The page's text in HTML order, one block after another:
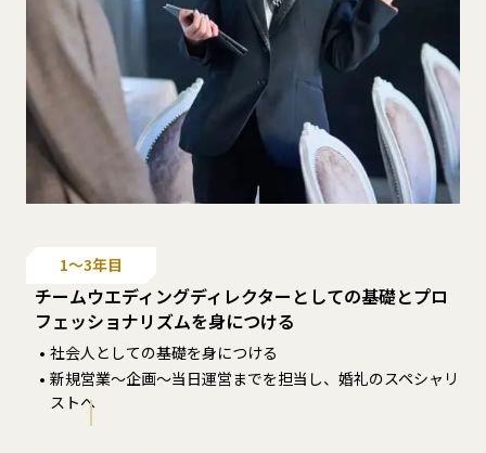
1〜3年目
チームウエディングディレクターとしての基礎とプロ
フェッショナリズムを身につける
社会人としての基礎を身につける
新規営業～企画～当日運営までを担当し、婚礼のスペシャリ
ストへ